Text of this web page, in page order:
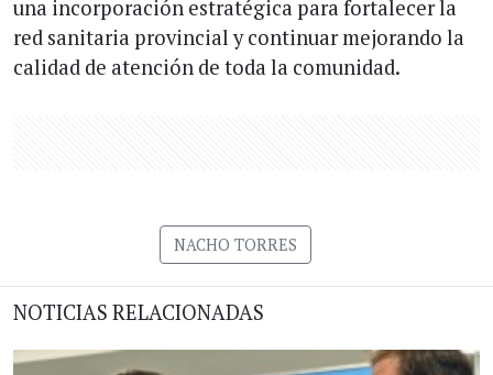
una incorporación estratégica para fortalecer la
red sanitaria provincial y continuar mejorando la
calidad de atención de toda la comunidad.
NACHO TORRES
NOTICIAS RELACIONADAS